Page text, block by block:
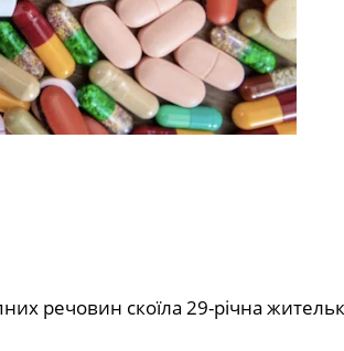
речовин скоїла 29-річна